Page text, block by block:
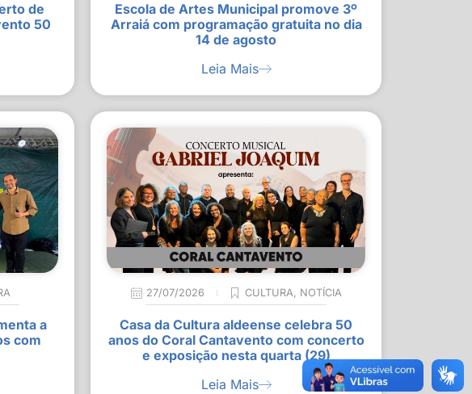
de
50
Escola de Artes Municipal promove 3º
Arraiá com programação gratuita no dia
14 de agosto
Leia Mais
a
com
27/07/2026 CULTURA, NOTÍCIA
Casa da Cultura aldeense celebra 50
anos do Coral Cantavento com concerto
e exposição nesta quarta (29)
Leia Mais